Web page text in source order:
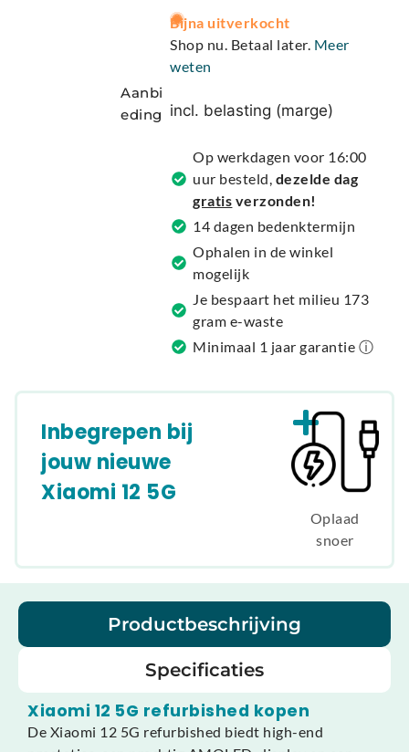
Aanbi
eding
A
l
t
r
t
v
e
:
Bijna uitverkocht
Shop nu. Betaal later. Meer
weten
incl. belasting (marge)
Op werkdagen voor 16:00
uur besteld, dezelde dag
gratis verzonden!
14 dagen bedenktermijn
Ophalen in de winkel
mogelijk
Je bespaart het milieu 173
gram e-waste
Minimaal 1 jaar garantie ⓘ
Inbegrepen bij
jouw nieuwe
Xiaomi 12 5G
Oplaad
snoer
Productbeschrijving
Specificaties
Xiaomi 12 5G refurbished kopen
De Xiaomi 12 5G refurbished biedt high-end